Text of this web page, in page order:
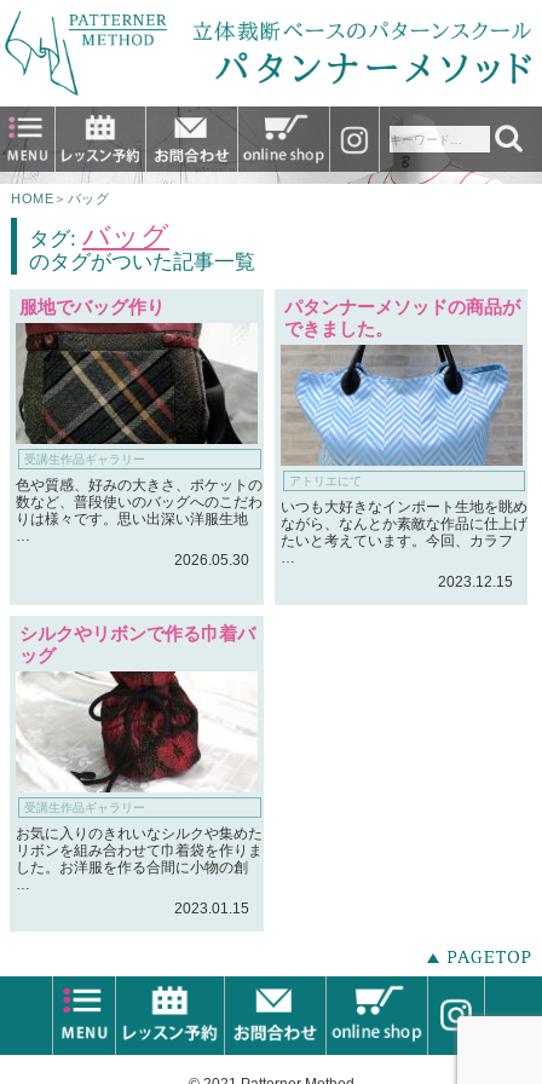
HOME ＞ バッグ
タグ: バッグ
のタグがついた記事一覧
服地でバッグ作り
受講生作品ギャラリー
色や質感、好みの大きさ、ポケットの
数など、普段使いのバッグへのこだわ
りは様々です。思い出深い洋服生地
…
2026.05.30
パタンナーメソッドの商品が
できました。
アトリエにて
いつも大好きなインポート生地を眺め
ながら、なんとか素敵な作品に仕上げ
たいと考えています。今回、カラフ
…
2023.12.15
シルクやリボンで作る巾着バ
ッグ
受講生作品ギャラリー
お気に入りのきれいなシルクや集めた
リボンを組み合わせて巾着袋を作りま
した。お洋服を作る合間に小物の創
…
2023.01.15